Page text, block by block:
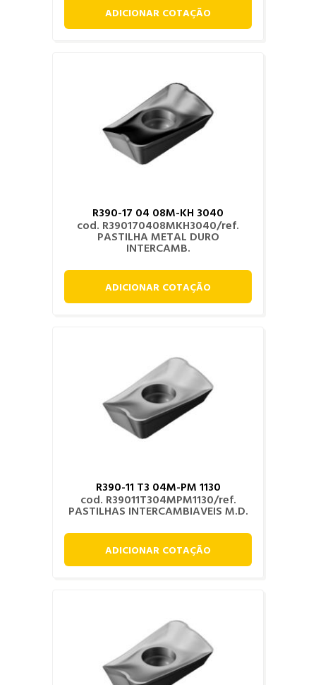
ADICIONAR COTAÇÃO
R390-17 04 08M-KH 3040
cod. R390170408MKH3040/ref.
PASTILHA METAL DURO
INTERCAMB.
ADICIONAR COTAÇÃO
R390-11 T3 04M-PM 1130
cod. R39011T304MPM1130/ref.
PASTILHAS INTERCAMBIAVEIS M.D.
ADICIONAR COTAÇÃO